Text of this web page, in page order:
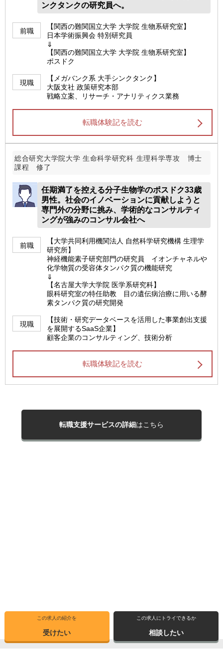
この求人の紹介を
受けたい
この求人にトライできるか
相談したい
ンクタンクの研究員へ。
前職
【関西の難関国立大学 大学院 生物系研究室】
日本学術振興会 特別研究員
⇓
【関西の難関国立大学 大学院 生物系研究室】
ポスドク
現職
【メガバンク系 大手シンクタンク】
大阪支社 政策研究本部
戦略立案、リサーチ・アナリティクス業務
転職体験記を読む
総合研究大学院大学 生命科学研究科 生理科学専攻 博士
課程 修了
任期満了を控える分子生物学のポスドク33歳
男性。社会のイノベーションに貢献しようと
専門外の分野に挑み、学術的なコンサルティ
ングが強みのコンサル会社へ
前職
【大学共同利用機関法人 自然科学研究機構 生理学
研究所】
神経機能素子研究部門の研究員 イオンチャネルや
化学物質の受容体タンパク質の機能研究
⇓
【名古屋大学大学院 医学系研究科】
眼科研究室の特任助教 目の遺伝病治療に用いる酵
素タンパク質の研究開発
現職
【技術・研究データベースを活用した事業創出支援
を展開するSaaS企業】
顧客企業のコンサルティング、技術分析
転職体験記を読む
転職支援サービスの詳細はこちら